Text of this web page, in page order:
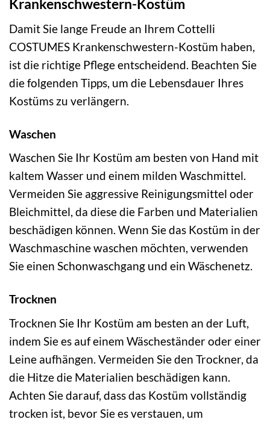
Krankenschwestern-Kostüm
Damit Sie lange Freude an Ihrem Cottelli
COSTUMES Krankenschwestern-Kostüm haben,
ist die richtige Pflege entscheidend. Beachten Sie
die folgenden Tipps, um die Lebensdauer Ihres
Kostüms zu verlängern.
Waschen
Waschen Sie Ihr Kostüm am besten von Hand mit
kaltem Wasser und einem milden Waschmittel.
Vermeiden Sie aggressive Reinigungsmittel oder
Bleichmittel, da diese die Farben und Materialien
beschädigen können. Wenn Sie das Kostüm in der
Waschmaschine waschen möchten, verwenden
Sie einen Schonwaschgang und ein Wäschenetz.
Trocknen
Trocknen Sie Ihr Kostüm am besten an der Luft,
indem Sie es auf einem Wäscheständer oder einer
Leine aufhängen. Vermeiden Sie den Trockner, da
die Hitze die Materialien beschädigen kann.
Achten Sie darauf, dass das Kostüm vollständig
trocken ist, bevor Sie es verstauen, um